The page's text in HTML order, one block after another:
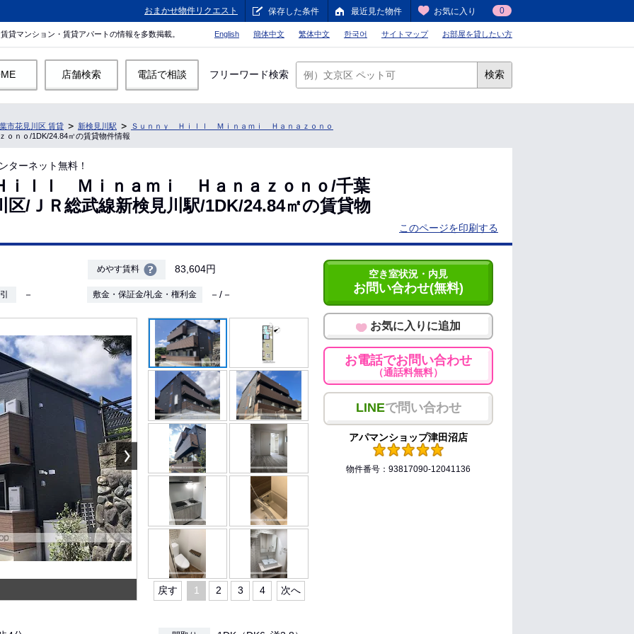
おまかせ物件リクエスト 保存した条件 最近見た物件 お気に入り 0
貸マンション・賃貸アパートの情報を多数掲載。 English 簡体中文 繁体中文 한국어 サイトマップ お部屋を貸したい方
店舗検索 電話で相談 フリーワード検索 検索
市花見川区 賃貸 新検見川駅
Ｓｕｎｎｙ Ｈｉｌｌ Ｍｉｎａｍｉ Ｈａｎａｚｏｎｏ
ｎｏ/1DK/24.84㎡の賃貸物件情報
ターネット無料！
ｌｌ Ｍｉｎａｍｉ Ｈａｎａｚｏｎｏ/千葉
区/ＪＲ総武線新検見川駅/1DK/24.84㎡の賃貸物
このページを印刷する
めやす賃料 83,604円
－ 敷金・保証金/礼金・権利金 －/－
戻す 1 2 3 4 次へ
空き室状況・内見
お問い合わせ(無料)
お気に入りに追加
お電話でお問い合わせ
（通話料無料）
LINEで問い合わせ
アパマンショップ津田沼店
物件番号：93817090-12041136